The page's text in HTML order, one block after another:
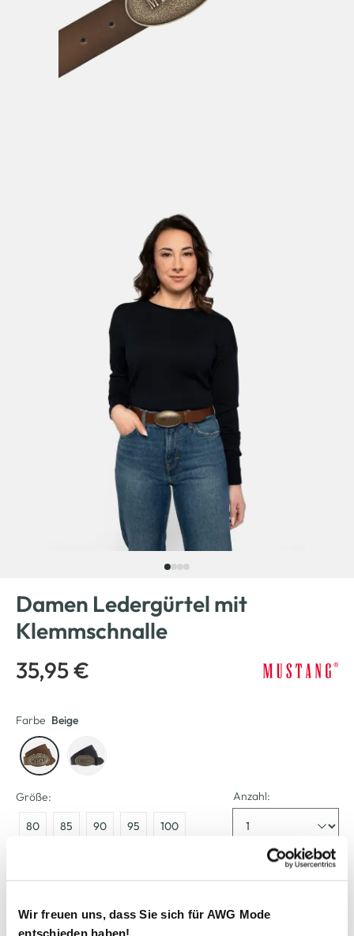
Wir freuen uns, dass Sie sich für AWG Mode
entschieden haben!
Damen Ledergürtel mit
Klemmschnalle
35,95 €
Farbe Beige
Größe:
80 85 90 95 100
Anzahl: